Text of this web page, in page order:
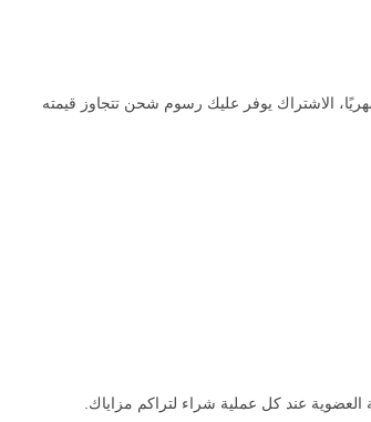
الاشتراك يوفر عليك رسوم شحن تتجاوز قيمته
العضوية عند كل عملية شراء لتراكم مزاياك.